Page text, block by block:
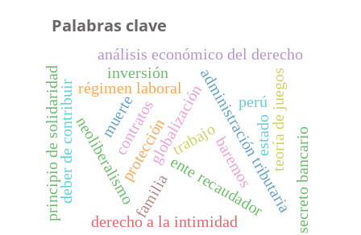
Palabras clave
trabajo
protección
neoliberalismoglobalizaciónadministración tributaria
ente recaudador
derecho a la intimidad secreto bancario
deber de contribuir
principio de solidaridad régimen laboral
análisis económico del derecho
teoría de juegos
baremos
contratos
inversión
estado
familia
muerte perú